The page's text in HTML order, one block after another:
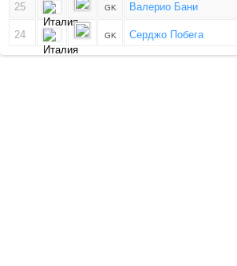
25 GK Валерио Бани
24 GK Серджо Побега